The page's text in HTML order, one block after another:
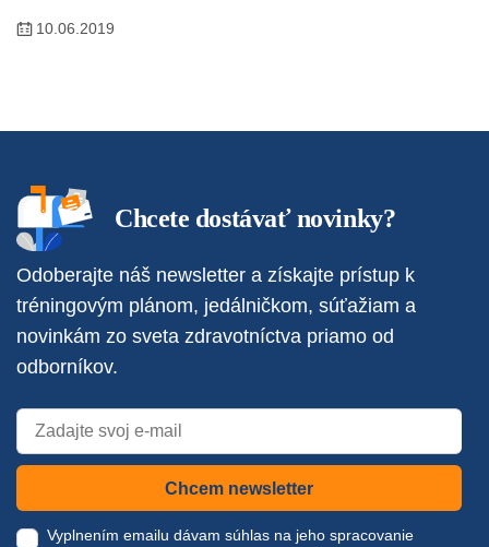
10.06.2019
Chcete dostávať novinky?
Odoberajte náš newsletter a získajte prístup k
tréningovým plánom, jedálničkom, súťažiam a
novinkám zo sveta zdravotníctva priamo od
odborníkov.
Chcem newsletter
Vyplnením emailu dávam súhlas na jeho spracovanie